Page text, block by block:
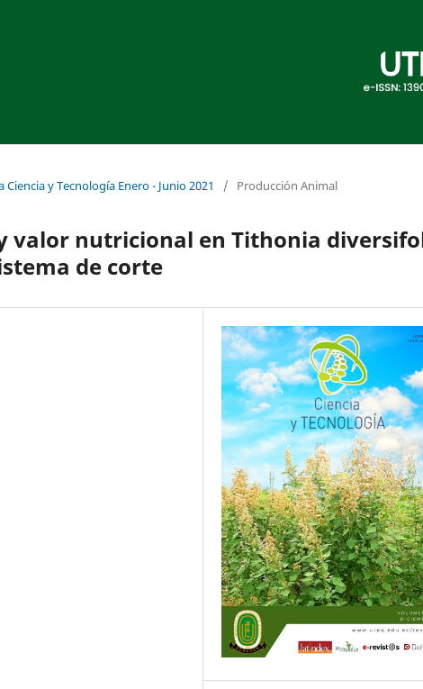
y Tecnología Enero - Junio 2021 / Producción Animal
valor nutricional en Tithonia
de corte